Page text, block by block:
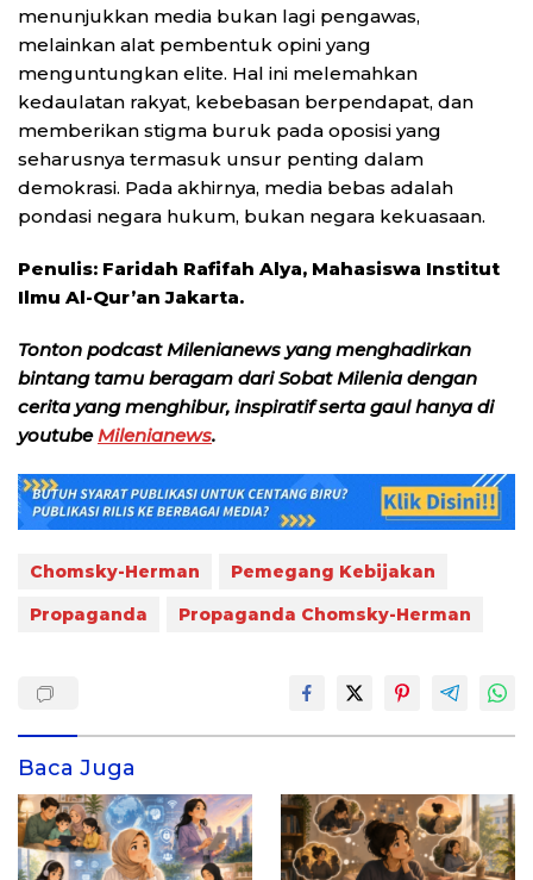
menunjukkan media bukan lagi pengawas,
melainkan alat pembentuk opini yang
menguntungkan elite. Hal ini melemahkan
kedaulatan rakyat, kebebasan berpendapat, dan
memberikan stigma buruk pada oposisi yang
seharusnya termasuk unsur penting dalam
demokrasi. Pada akhirnya, media bebas adalah
pondasi negara hukum, bukan negara kekuasaan.
Penulis: Faridah Rafifah Alya, Mahasiswa Institut
Ilmu Al-Qur’an Jakarta.
Tonton podcast Milenianews yang menghadirkan
bintang tamu beragam dari Sobat Milenia dengan
cerita yang menghibur, inspiratif serta gaul hanya di
youtubeMilenianews.
Chomsky-Herman
Pemegang Kebijakan
Propaganda
Propaganda Chomsky-Herman
Baca Juga